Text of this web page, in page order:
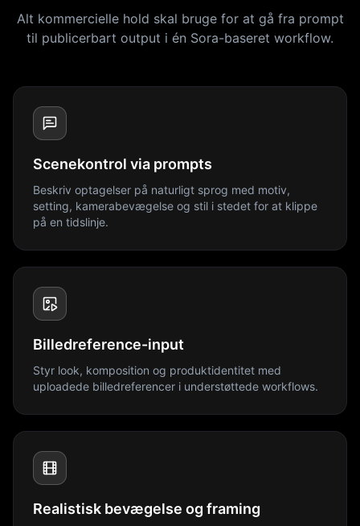
Alt kommercielle hold skal bruge for at gå fra prompt
til publicerbart output i én Sora-baseret workflow.
Scenekontrol via prompts
Beskriv optagelser på naturligt sprog med motiv,
setting, kamerabevægelse og stil i stedet for at klippe
på en tidslinje.
Billedreference-input
Styr look, komposition og produktidentitet med
uploadede billedreferencer i understøttede workflows.
Realistisk bevægelse og framing